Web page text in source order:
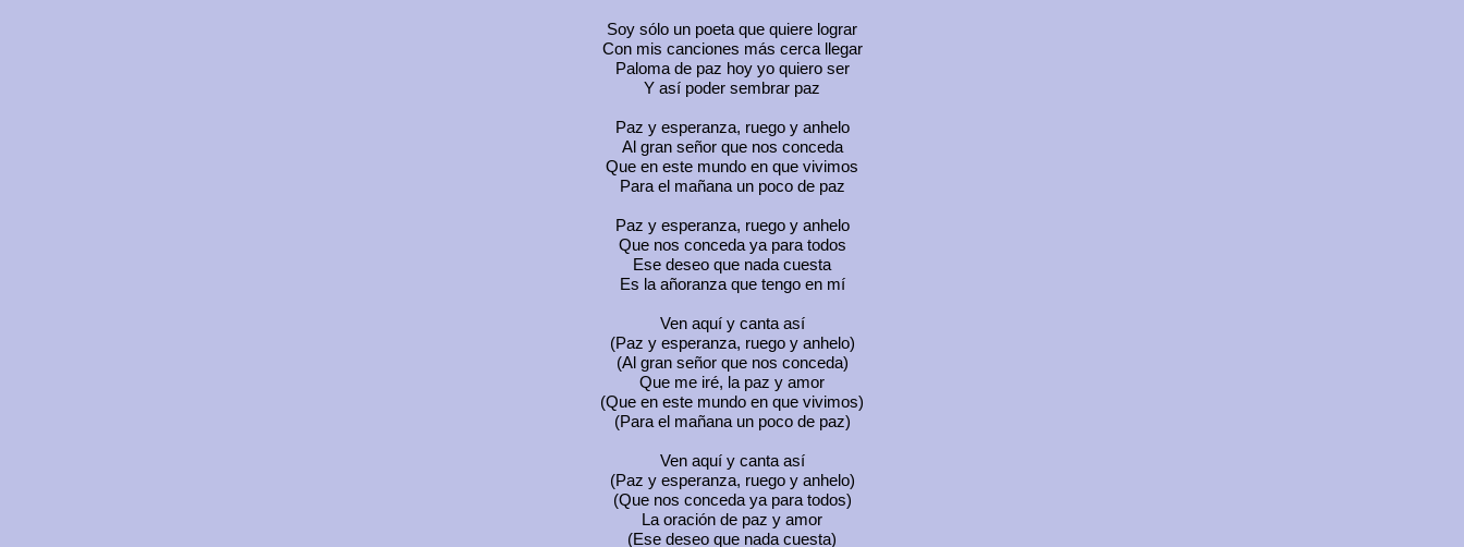
Soy sólo un poeta que quiere lograr
Con mis canciones más cerca llegar
Paloma de paz hoy yo quiero ser
Y así poder sembrar paz
Paz y esperanza, ruego y anhelo
Al gran señor que nos conceda
Que en este mundo en que vivimos
Para el mañana un poco de paz
Paz y esperanza, ruego y anhelo
Que nos conceda ya para todos
Ese deseo que nada cuesta
Es la añoranza que tengo en mí
Ven aquí y canta así
(Paz y esperanza, ruego y anhelo)
(Al gran señor que nos conceda)
Que me iré, la paz y amor
(Que en este mundo en que vivimos)
(Para el mañana un poco de paz)
Ven aquí y canta así
(Paz y esperanza, ruego y anhelo)
(Que nos conceda ya para todos)
La oración de paz y amor
(Ese deseo que nada cuesta)